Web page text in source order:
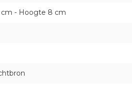
cm - Hoogte 8 cm